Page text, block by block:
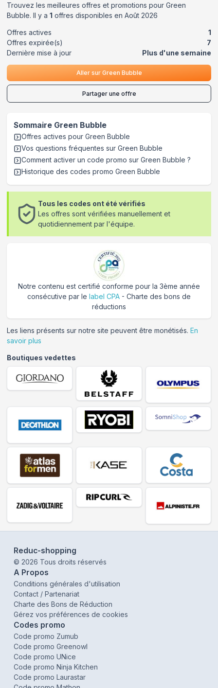
Trouvez les meilleures offres et promotions pour Green
Bubble. Il y a 1 offres disponibles en Août 2026
Offres actives
1
Offres expirée(s)
7
Dernière mise à jour
Plus d'une semaine
Aller sur Green Bubble
Partager une offre
Sommaire Green Bubble
Offres actives pour Green Bubble
Vos questions fréquentes sur Green Bubble
Comment activer un code promo sur Green Bubble ?
Historique des codes promo Green Bubble
Tous les codes ont été vérifiés
Les offres sont vérifiées manuellement et
quotidiennement par l'équipe.
Notre contenu est certifié conforme pour la 3ème année
consécutive par le label CPA - Charte des bons de
réductions
Les liens présents sur notre site peuvent être monétisés. En
savoir plus
Boutiques vedettes
Reduc-shopping
© 2026 Tous droits réservés
A Propos
Conditions générales d'utilisation
Contact / Partenariat
Charte des Bons de Réduction
Gérez vos préférences de cookies
Codes promo
Code promo Zumub
Code promo Greenowl
Code promo UNice
Code promo Ninja Kitchen
Code promo Laurastar